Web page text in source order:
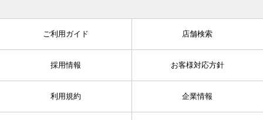
ご利用ガイド 店舗検索
採用情報 お客様対応方針
利用規約 企業情報